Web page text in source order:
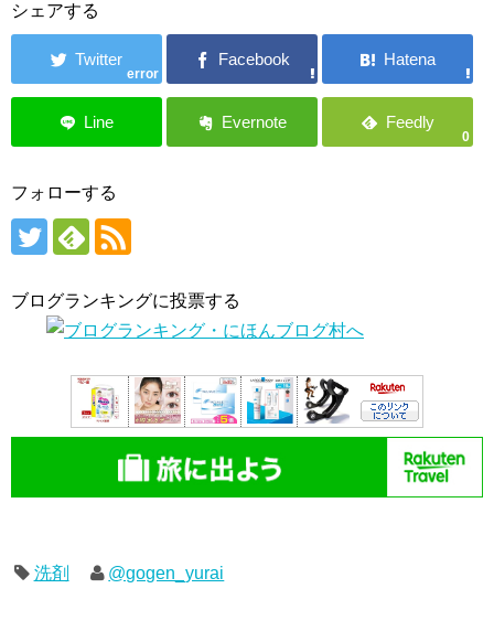
シェアする
error
0
フォローする
ブログランキングに投票する
洗剤 @gogen_yurai